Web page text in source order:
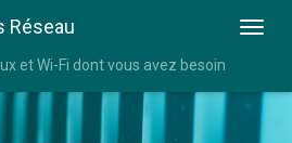
Réseau
et Wi-Fi dont vous avez besoin